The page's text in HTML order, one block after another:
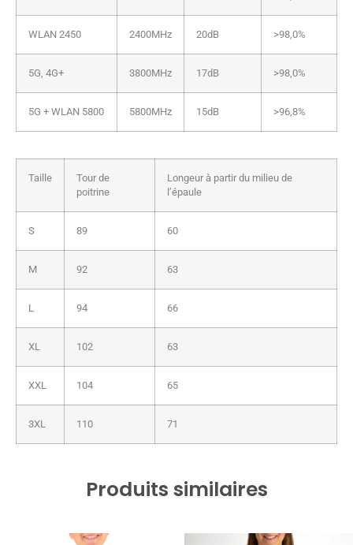
WLAN 2450 2400MHz 20dB >98,0%
5G, 4G+ 3800MHz 17dB >98,0%
5G + WLAN 5800 5800MHz 15dB >96,8%
Taille
Tour de
poitrine
Longeur à partir du milieu de
l’épaule
S 89 60
M 92 63
L 94 66
XL 102 63
XXL 104 65
3XL 110 71
Produits similaires